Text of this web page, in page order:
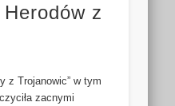
z
z Trojanowic” w tym
zacnymi